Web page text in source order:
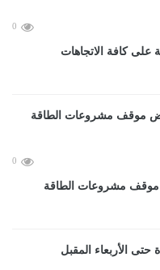
0
كافة الاتجاهات
0
موقف مشروعات الطاقة